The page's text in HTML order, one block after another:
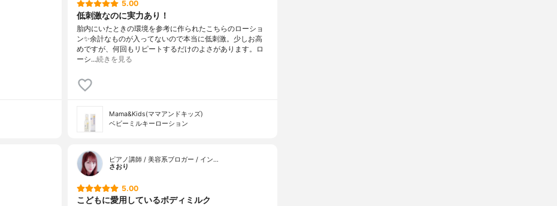
5.00
低刺激なのに実力あり！
胎内にいたときの環境を参考に作られたこちらのローショ
ン✨余計なものが入ってないので本当に低刺激。少しお高
めですが、何回もリピートするだけのよさがあります。ロ
ーシ…続きを見る
Mama&Kids(ママアンドキッズ)
ベビーミルキーローション
ピアノ講師 / 美容系ブロガー / イン…
さおり
5.00
こどもに愛用しているボディミルク